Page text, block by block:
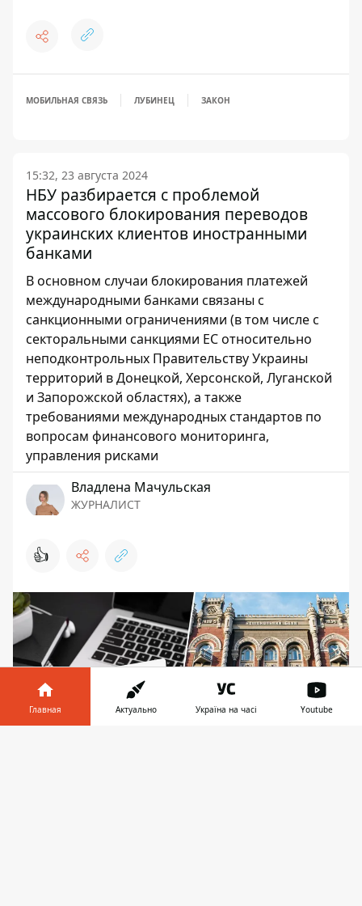
МОБИЛЬНАЯ СВЯЗЬ ЛУБИНЕЦ ЗАКОН
15:32, 23 августа 2024
НБУ разбирается с проблемой
массового блокирования переводов
украинских клиентов иностранными
банками
В основном случаи блокирования платежей
международными банками связаны с
санкционными ограничениями (в том числе с
секторальными санкциями ЕС относительно
неподконтрольных Правительству Украины
территорий в Донецкой, Херсонской, Луганской
и Запорожской областях), а также
требованиями международных стандартов по
вопросам финансового мониторинга,
управления рисками
Владлена Мачульская
ЖУРНАЛИСТ
👍
Главная Актуально Україна на часі Youtube